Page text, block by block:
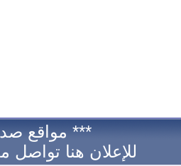
*** مواقع
للإعلان هنا تواصل